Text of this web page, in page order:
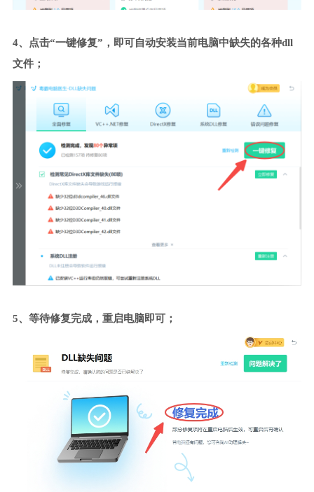
4、点击“一键修复”，即可自动安装当前电脑中缺失的各种dll
文件；
5、等待修复完成，重启电脑即可；